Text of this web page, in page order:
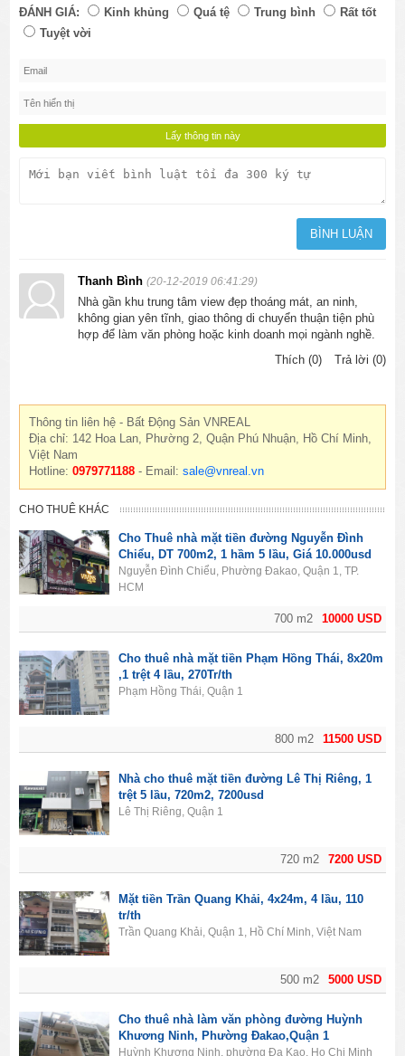
ĐÁNH GIÁ: Kinh khủng Quá tệ Trung bình
Rất tốt
Tuyệt vời
Thanh Bình(20-12-2019 06:41:29)
Nhà gần khu trung tâm view đẹp thoáng mát, an ninh,
không gian yên tĩnh, giao thông di chuyển thuận tiện phù
hợp để làm văn phòng hoặc kinh doanh mọi ngành nghề.
Thích (0)
Trả lời (0)
Thông tin liên hệ - Bất Động Sản VNREAL
Địa chỉ: 142 Hoa Lan, Phường 2, Quận Phú Nhuận, Hồ Chí Minh,
Việt Nam
Hotline:0979771188 - Email:sale@vnreal.vn
CHO THUÊ KHÁC
10000 USD
700 m2
Cho Thuê nhà mặt tiền đường Nguyễn Đình
Chiểu, DT 700m2, 1 hầm 5 lầu, Giá 10.000usd
Nguyễn Đình Chiểu, Phường Đakao, Quận 1, TP.
HCM
11500 USD
800 m2
Cho thuê nhà mặt tiền Phạm Hồng Thái, 8x20m
,1 trệt 4 lầu, 270Tr/th
Phạm Hồng Thái, Quận 1
7200 USD
720 m2
Nhà cho thuê mặt tiền đường Lê Thị Riêng, 1
trệt 5 lầu, 720m2, 7200usd
Lê Thị Riêng, Quận 1
5000 USD
500 m2
Mặt tiền Trần Quang Khải, 4x24m, 4 lầu, 110
tr/th
Trần Quang Khải, Quận 1, Hồ Chí Minh, Việt Nam
Cho thuê nhà làm văn phòng đường Huỳnh
Khương Ninh, Phường Đakao,Quận 1
Huỳnh Khương Ninh, phường Đa Kao, Ho Chi Minh